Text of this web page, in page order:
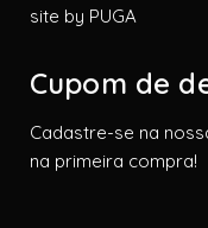
site by PUGA
Cupom de
Cadastre-se na
na primeira compra!